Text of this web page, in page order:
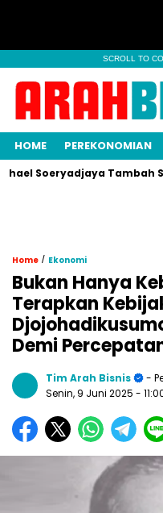
SCROLL TO
HOME PEREKONOMIAN
Tambah Saham
Home / Ekonomi
Bukan Hanya
Terapkan
Demi
Tim Arah Bisnis
-
Senin, 9 Juni 2025 -